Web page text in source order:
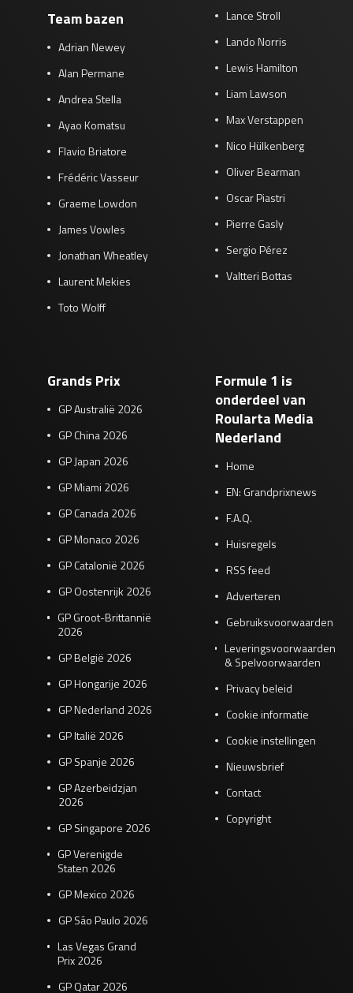
Team bazen
Adrian Newey
Alan Permane
Andrea Stella
Ayao Komatsu
Flavio Briatore
Frédéric Vasseur
Graeme Lowdon
James Vowles
Jonathan Wheatley
Laurent Mekies
Toto Wolff
Lance Stroll
Lando Norris
Lewis Hamilton
Liam Lawson
Max Verstappen
Nico Hülkenberg
Oliver Bearman
Oscar Piastri
Pierre Gasly
Sergio Pérez
Valtteri Bottas
Grands Prix
GP Australië 2026
GP China 2026
GP Japan 2026
GP Miami 2026
GP Canada 2026
GP Monaco 2026
GP Catalonië 2026
GP Oostenrijk 2026
GP Groot-Brittannië
2026
GP België 2026
GP Hongarije 2026
GP Nederland 2026
GP Italië 2026
GP Spanje 2026
GP Azerbeidzjan
2026
GP Singapore 2026
GP Verenigde
Staten 2026
GP Mexico 2026
GP São Paulo 2026
Las Vegas Grand
Prix 2026
GP Qatar 2026
Formule 1 is
onderdeel van
Roularta Media
Nederland
Home
EN: Grandprixnews
F.A.Q.
Huisregels
RSS feed
Adverteren
Gebruiksvoorwaarden
Leveringsvoorwaarden
& Spelvoorwaarden
Privacy beleid
Cookie informatie
Cookie instellingen
Nieuwsbrief
Contact
Copyright